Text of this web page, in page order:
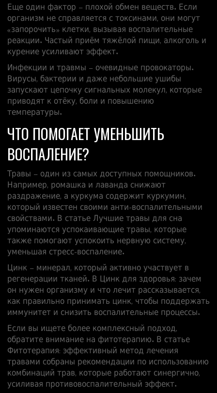
Еще один фактор – плохой обмен веществ. Если
организм не справляется с токсинами, они могут
«запорочить» клетки, вызывая воспалительные
реакции. Частый приём тяжёлой пищи, алкоголь и
курение усиливают эффект.
Инфекции и травмы – очевидные провокаторы.
Вирусы, бактерии и даже небольшие ушибы
запускают цепочку сигнальных молекул, которые
приводят к отёку, боли и повышению
температуры.
ЧТО ПОМОГАЕТ УМЕНЬШИТЬ
ВОСПАЛЕНИЕ?
Травы – один из самых доступных помощников.
Например, ромашка и лаванда снижают
раздражение, а куркума содержит куркумин,
который известен своими анти‑воспалительными
свойствами. В статьеЛучшие травы для сна
упоминаются успокаивающие травы, которые
также помогают успокоить нервную систему,
уменьшая стресс‑воспаление.
Цинк – минерал, который активно участвует в
регенерации тканей. В Цинк для здоровья: зачем
он нужен организму и что лечит рассказывается,
как правильно принимать цинк, чтобы поддержать
иммунитет и снизить воспалительные процессы.
Если вы ищете более комплексный подход,
обратите внимание на фитотерапию. В статье
Фитотерапия: эффективный метод лечения
травами собраны рекомендации по использованию
комбинаций трав, которые работают синергично,
усиливая противовоспалительный эффект.